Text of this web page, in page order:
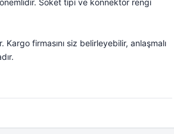
Soket tipi ve konnektör rengi
firmasını siz belirleyebilir, anlaşmalı